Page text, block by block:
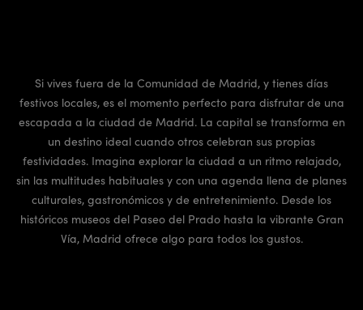
Si vives fuera de la Comunidad de Madrid, y tienes días
festivos locales, es el momento perfecto para disfrutar de una
escapada a la ciudad de Madrid. La capital se transforma en
un destino ideal cuando otros celebran sus propias
festividades. Imagina explorar la ciudad a un ritmo relajado,
sin las multitudes habituales y con una agenda llena de planes
culturales, gastronómicos y de entretenimiento. Desde los
históricos museos del Paseo del Prado hasta la vibrante Gran
Vía, Madrid ofrece algo para todos los gustos.